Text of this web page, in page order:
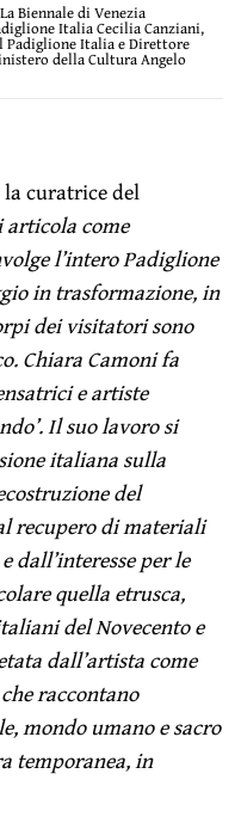
Biennale di Venezia
Italia Cecilia Canziani,
Padiglione Italia e Direttore
della Cultura Angelo
curatrice del
articola come
l’intero Padiglione
in trasformazione, in
dei visitatori sono
Chiara Camoni fa
e artiste
Il suo lavoro si
italiana sulla
del
recupero di materiali
dall’interesse per le
quella etrusca,
del Novecento e
dall’artista come
raccontano
mondo umano e sacro
temporanea, in